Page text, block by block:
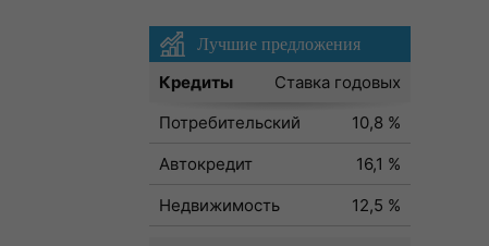
Лучшие предложения
Кредиты
Ставка годовых
Потребительский
10,8 %
Автокредит
16,1 %
Недвижимость
12,5 %